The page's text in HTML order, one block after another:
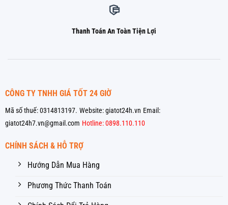
Thanh Toán An Toàn Tiện Lợi
CÔNG TY TNHH GIÁ TỐT 24 GIỜ
Mã số thuế: 0314813197. Website: giatot24h.vn Email:
giatot24h7.vn@gmail.com Hotline: 0898.110.110
CHÍNH SÁCH & HỖ TRỢ
Hướng Dẫn Mua Hàng
Phương Thức Thanh Toán